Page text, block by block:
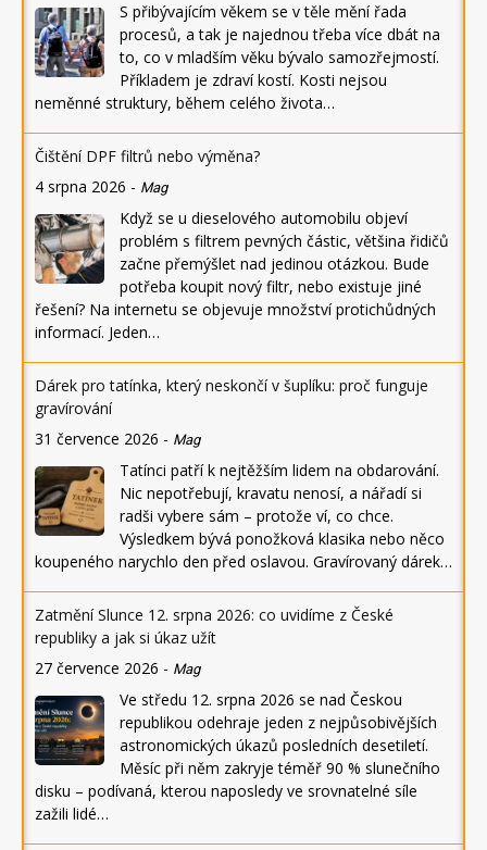
S přibývajícím věkem se v těle mění řada
procesů, a tak je najednou třeba více dbát na
to, co v mladším věku bývalo samozřejmostí.
Příkladem je zdraví kostí. Kosti nejsou
neměnné struktury, během celého života…
Čištění DPF filtrů nebo výměna?
4 srpna 2026 - Mag
Když se u dieselového automobilu objeví
problém s filtrem pevných částic, většina řidičů
začne přemýšlet nad jedinou otázkou. Bude
potřeba koupit nový filtr, nebo existuje jiné
řešení? Na internetu se objevuje množství protichůdných
informací. Jeden…
Dárek pro tatínka, který neskončí v šuplíku: proč funguje
gravírování
31 července 2026 - Mag
Tatínci patří k nejtěžším lidem na obdarování.
Nic nepotřebují, kravatu nenosí, a nářadí si
radši vybere sám – protože ví, co chce.
Výsledkem bývá ponožková klasika nebo něco
koupeného narychlo den před oslavou. Gravírovaný dárek…
Zatmění Slunce 12. srpna 2026: co uvidíme z České
republiky a jak si úkaz užít
27 července 2026 - Mag
Ve středu 12. srpna 2026 se nad Českou
republikou odehraje jeden z nejpůsobivějších
astronomických úkazů posledních desetiletí.
Měsíc při něm zakryje téměř 90 % slunečního
disku – podívaná, kterou naposledy ve srovnatelné síle
zažili lidé…